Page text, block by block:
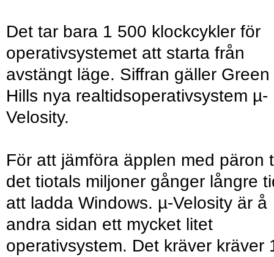
Det tar bara 1 500 klockcykler för
operativsystemet att starta från
avstängt läge. Siffran gäller Green
Hills nya realtidsoperativsystem µ-
Velosity.
För att jämföra äpplen med päron
det tiotals miljoner gånger långre
att ladda Windows. µ-Velosity är å
andra sidan ett mycket litet
operativsystem. Det kräver kräver